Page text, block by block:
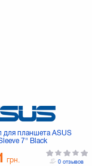
для планшета ASUS
7" Black
BSL0H0)
грн. 0 отзывов